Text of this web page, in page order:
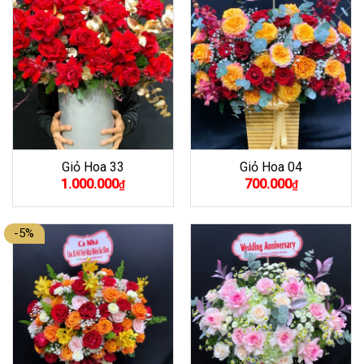
Giỏ Hoa 33
1.000.000₫
Giỏ Hoa 04
700.000₫
-5%